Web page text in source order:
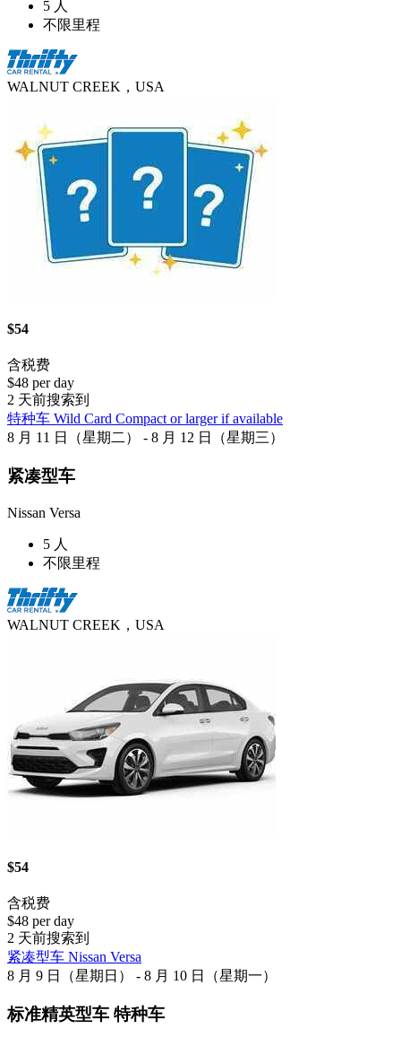
5 人
不限里程
WALNUT CREEK，USA
$54
含税费
$48 per day
2 天前搜索到
特种车 Wild Card Compact or larger if available
8 月 11 日（星期二） - 8 月 12 日（星期三）
紧凑型车
Nissan Versa
5 人
不限里程
WALNUT CREEK，USA
$54
含税费
$48 per day
2 天前搜索到
紧凑型车 Nissan Versa
8 月 9 日（星期日） - 8 月 10 日（星期一）
标准精英型车 特种车